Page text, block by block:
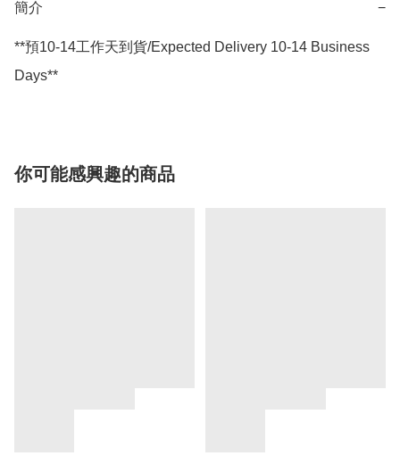
簡介 −
**預10-14工作天到貨/Expected Delivery 10-14 Business
Days**
你可能感興趣的商品